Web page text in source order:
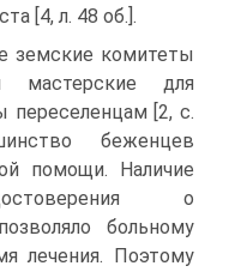
[4, л. 48 об.].
земские комитеты
мастерские для
переселенцам [2, c.
беженцев
помощи. Наличие
о
больному
лечения. Поэтому